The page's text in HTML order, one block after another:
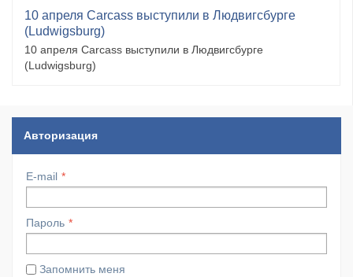
10 апреля Carcass выступили в Людвигсбурге
(Ludwigsburg)
10 апреля Carcass выступили в Людвигсбурге
(Ludwigsburg)
Авторизация
E-mail
Пароль
Запомнить меня